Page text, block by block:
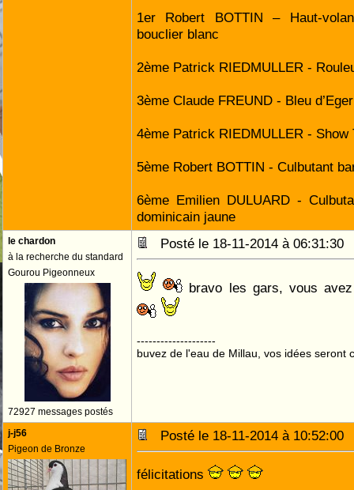
1er Robert BOTTIN – Haut-
bouclier blanc
2ème Patrick RIEDMULLER -
3ème Claude FREUND - Bleu d’Eger
4ème Patrick RIEDMULLER - Show
5ème Robert BOTTIN - Culbutant
6ème Emilien DULUARD -
dominicain jaune
le chardon
à la recherche du standard
Gourou Pigeonneux
72927 messages postés
Posté le 18-11-2014 à
bravo les gars, vous
--------------------
buvez de l'eau de Millau, vos idées seront
j-j56
Pigeon de Bronze
Posté le 18-11-2014 à
félicitations